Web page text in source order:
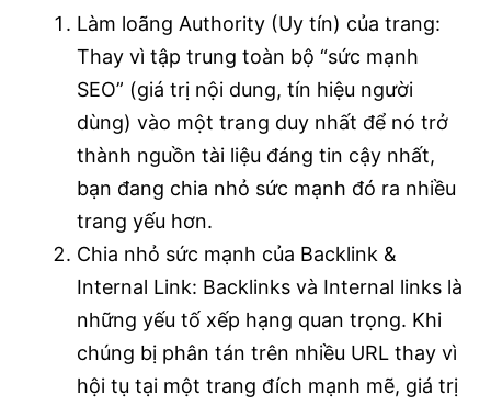
Làm loãng Authority (Uy tín) của trang:
Thay vì tập trung toàn bộ “sức mạnh
SEO” (giá trị nội dung, tín hiệu người
dùng) vào một trang duy nhất để nó trở
thành nguồn tài liệu đáng tin cậy nhất,
bạn đang chia nhỏ sức mạnh đó ra nhiều
trang yếu hơn.
Chia nhỏ sức mạnh của Backlink &
Internal Link: Backlinks và Internal links là
những yếu tố xếp hạng quan trọng. Khi
chúng bị phân tán trên nhiều URL thay vì
hội tụ tại một trang đích mạnh mẽ, giá trị